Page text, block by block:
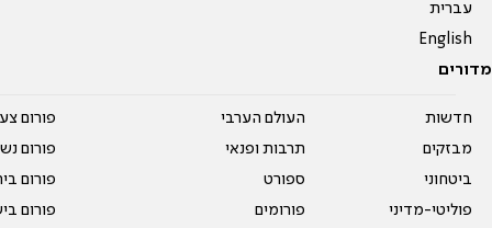
עברית
English
מדורים
חדשות
מבזקים
ביטחוני
פוליטי-מדיני
העולם הערבי
תרבות ופנאי
ספורט
פורומים
פורום
פורום
פורום
פורום